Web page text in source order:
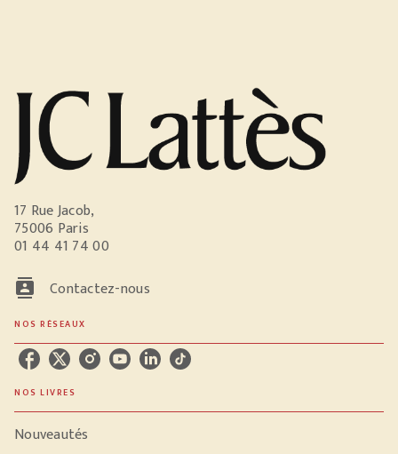
17 Rue Jacob,
75006 Paris
01 44 41 74 00
contacts Contactez-nous
NOS RÉSEAUX
NOS LIVRES
Nouveautés